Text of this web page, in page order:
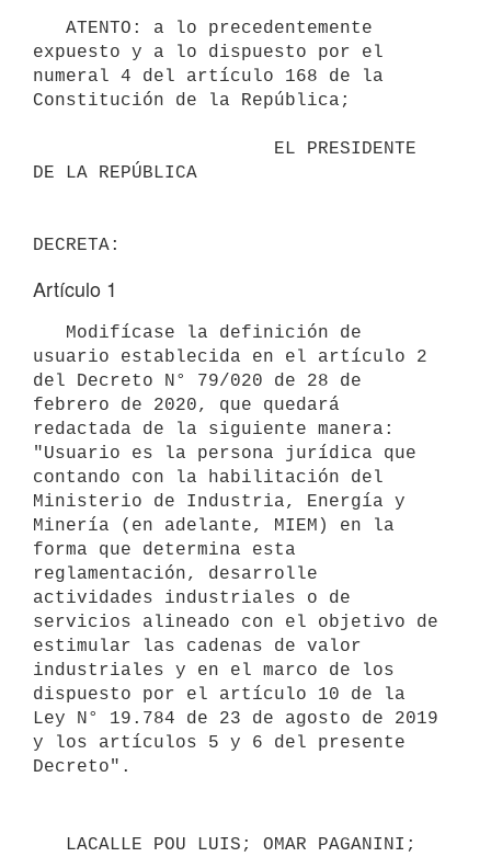
expuesto y a lo dispuesto por el
numeral 4 del artículo 168 de la
Constitución de la República;
DE LA REPÚBLICA
Artículo 1
usuario establecida en el artículo 2
del Decreto N° 79/020 de 28 de
febrero de 2020, que quedará
redactada de la siguiente manera:
"Usuario es la persona jurídica que
contando con la habilitación del
Ministerio de Industria, Energía y
Minería (en adelante, MIEM) en la
forma que determina esta
reglamentación, desarrolle
actividades industriales o de
servicios alineado con el objetivo de
estimular las cadenas de valor
industriales y en el marco de los
dispuesto por el artículo 10 de la
Ley N° 19.784 de 23 de agosto de 2019
y los artículos 5 y 6 del presente